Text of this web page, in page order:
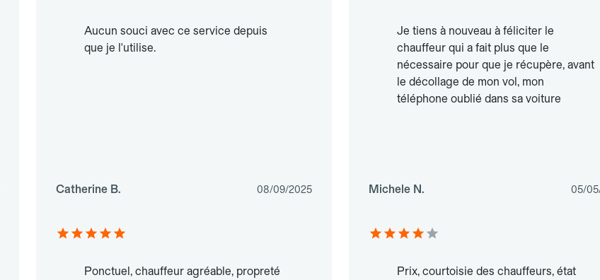
Aucun souci avec ce service depuis
que je l'utilise.
Catherine B. 08/09/2025
Je tiens à nouveau à féliciter le
chauffeur qui a fait plus que le
nécessaire pour que je récupère, avant
le décollage de mon vol, mon
téléphone oublié dans sa voiture
Michele N. 05/
Ponctuel, chauffeur agréable, propreté
Prix, courtoisie des chauffeurs, état